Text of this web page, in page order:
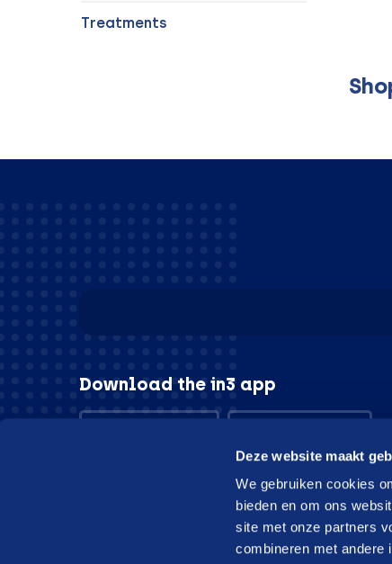
Deze website maakt
We gebruiken cookies
bieden en om ons
site met onze partners
combineren met andere
Treatments
Download the in3 app
© in3 - 2026 All rights reserverd